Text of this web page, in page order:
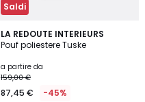
Saldi
LA REDOUTE INTERIEURS
Pouf poliestere Tuske
a partire da
159,00 €
87,45 € -45%
4,6
/ 5
3
Colori